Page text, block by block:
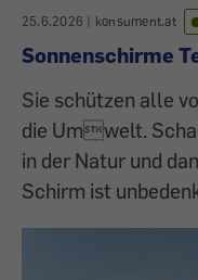
25.6.2026 | konsument.at
Sonnenschirme
Sie schützen alle
die Umwelt.
in der Natur und
Schirm ist